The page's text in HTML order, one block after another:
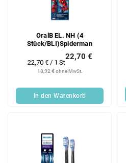
OralB EL. NH (4
Stück/BLI)Spiderman
18,92 € ohne MwSt.
22,70 €
Verkaufspreis:
22,70 € / 1 St
In den Warenkorb